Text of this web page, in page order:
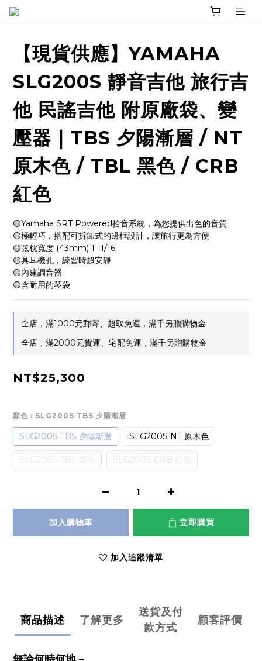
【現貨供應】YAMAHA
SLG200S 靜音吉他 旅行吉
他 民謠吉他 附原廠袋、變
壓器｜TBS 夕陽漸層 / NT
原木色 / TBL 黑色 / CRB
紅色
🟡Yamaha SRT Powered拾音系統，為您提供出色的音質
🟡極輕巧，搭配可拆卸式的邊框設計，讓旅行更為方便
🟡弦枕寬度 (43mm) 1 11/16
🟡具耳機孔，練習時超安靜
🟡內建調音器
🟡含耐用的琴袋
全店，滿1000元郵寄、超取免運，滿千另贈購物金
全店，滿2000元貨運、宅配免運，滿千另贈購物金
NT$25,300
顏色 : SLG200S TBS 夕陽漸層
SLG200S TBS 夕陽漸層 SLG200S NT 原木色
SLG200S TBL 黑色 SLG200S CRB 紅色
加入購物車 立即購買
加入追蹤清單
商品描述 了解更多
送貨及付
款方式
顧客評價